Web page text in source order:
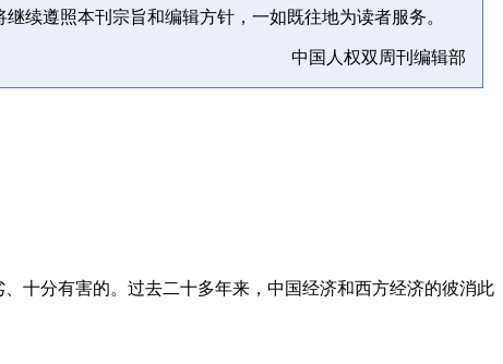
继续遵照本刊宗旨和编辑方针，一如既往地为读者服务。
中国人权双周刊编辑部
十分有害的。过去二十多年来，中国经济和西方经济的彼消此